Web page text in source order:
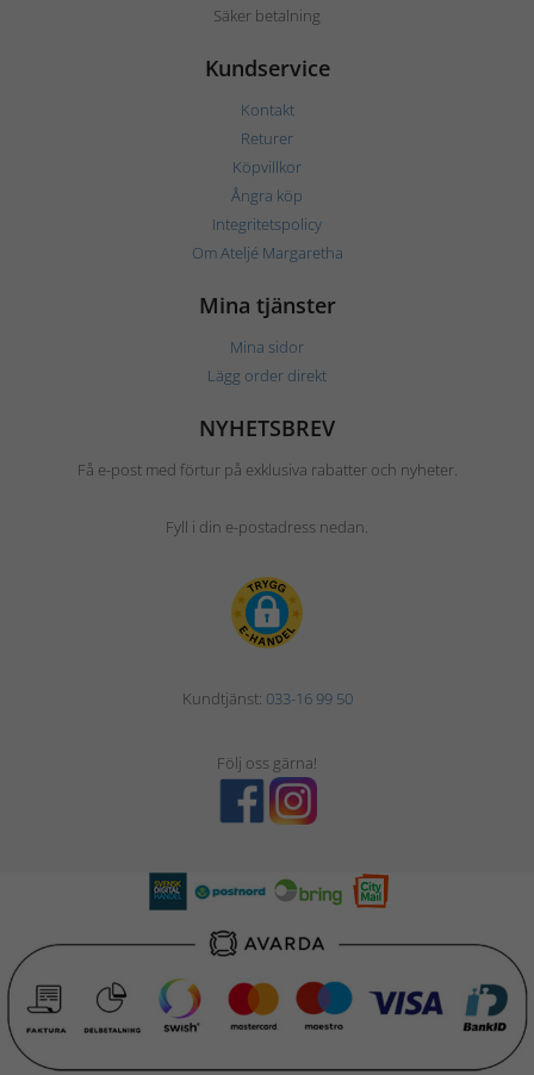
Säker betalning
Kundservice
Kontakt
Returer
Köpvillkor
Ångra köp
Integritetspolicy
Om Ateljé Margaretha
Mina tjänster
Mina sidor
Lägg order direkt
NYHETSBREV
Få e-post med förtur på exklusiva rabatter och nyheter.
Fyll i din e-postadress nedan.
Kundtjänst: 033-16 99 50
Följ oss gärna!